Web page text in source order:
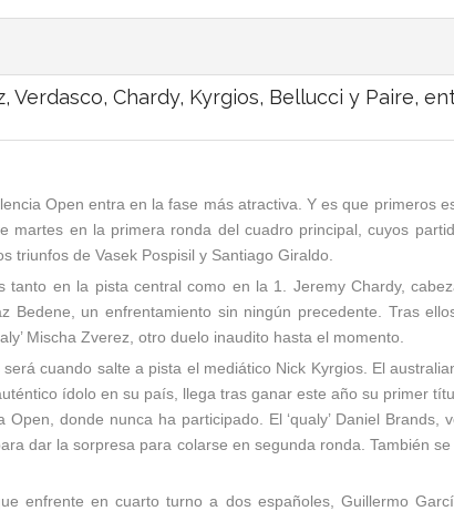
Verdasco, Chardy, Kyrgios, Bellucci y Paire,
Open entra en la fase más atractiva. Y es que primeros
martes en la primera ronda del cuadro principal, cuyos
triunfos de Vasek Pospisil y Santiago Giraldo.
tanto en la pista central como en la 1. Jeremy Chardy,
Bedene, un enfrentamiento sin ningún precedente. Tras
Mischa Zverez, otro duelo inaudito hasta el momento.
cuando salte a pista el mediático Nick Kyrgios. El
ídolo en su país, llega tras ganar este año su primer
donde nunca ha participado. El ‘qualy’ Daniel Brands,
dar la sorpresa para colarse en segunda ronda. También
enfrente en cuarto turno a dos españoles, Guillermo